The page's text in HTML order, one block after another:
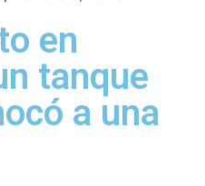
en
tanque
a una